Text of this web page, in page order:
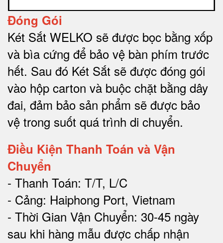
Đóng Gói
Két Sắt WELKO sẽ được bọc bằng xốp
và bìa cứng để bảo vệ bàn phím trước
hết. Sau đó Két Sắt sẽ được đóng gói
vào hộp carton và buộc chặt bằng dây
đai, đảm bảo sản phẩm sẽ được bảo
vệ trong suốt quá trình di chuyển.
Điều Kiện Thanh Toán và Vận
Chuyển
- Thanh Toán: T/T, L/C
- Cảng: Haiphong Port, Vietnam
- Thời Gian Vận Chuyển: 30-45 ngày
sau khi hàng mẫu được chấp nhận